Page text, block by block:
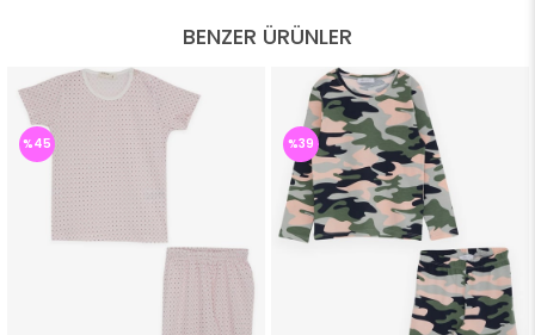
BENZER ÜRÜNLER
%45 %39